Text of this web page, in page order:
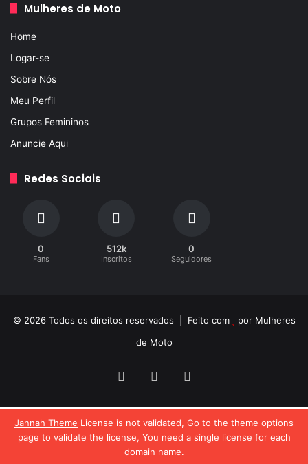
Jannah Theme License is not validated, Go to the theme options
page to validate the license, You need a single license for each
domain name.
Mulheres de Moto
Home
Logar-se
Sobre Nós
Meu Perfil
Grupos Femininos
Anuncie Aqui
Redes Sociais
0
Fans
512k
Inscritos
0
Seguidores
© 2026 Todos os direitos reservados | Feito com por Mulheres
de Moto
FacebookYouTube